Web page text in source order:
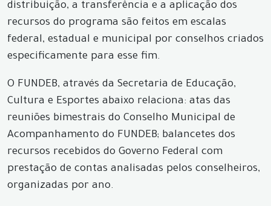
distribuição, a transferência e a aplicação dos
recursos do programa são feitos em escalas
federal, estadual e municipal por conselhos criados
especificamente para esse fim.
O FUNDEB, através da Secretaria de Educação,
Cultura e Esportes abaixo relaciona: atas das
reuniões bimestrais do Conselho Municipal de
Acompanhamento do FUNDEB; balancetes dos
recursos recebidos do Governo Federal com
prestação de contas analisadas pelos conselheiros,
organizadas por ano.